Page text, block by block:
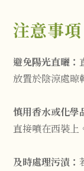
注意事項
避免陽光直曬：
放置於陰涼處晾
慎用香水或化學
直接噴在西裝上
及時處理污漬：